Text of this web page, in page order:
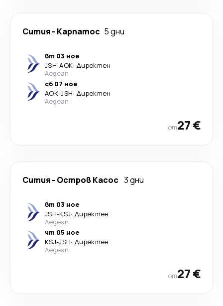
Сития- Карпатос 5 дни
вт 03 ное
JSH-AOK· Директен
Aegean
сб 07 ное
AOK-JSH· Директен
Aegean
от27 €
Сития- Остров Касос 3 дни
вт 03 ное
JSH-KSJ· Директен
Aegean
чт 05 ное
KSJ-JSH· Директен
Aegean
от27 €